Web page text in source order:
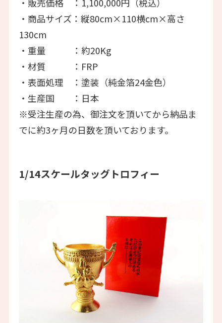
・販売価格 ：1,100,000円（税込）
・商品サイズ：縦80cm×110横cm×高さ
130cm
・重量 ：約20Kg
・材質 ：FRP
・表面処理 ：塗装（純金箔24金色）
・生産国 ：日本
※受注生産の為、御注文を頂いてから納品ま
でに約3ヶ月の日数を頂いております。
1/14スケールタッグトロフィー